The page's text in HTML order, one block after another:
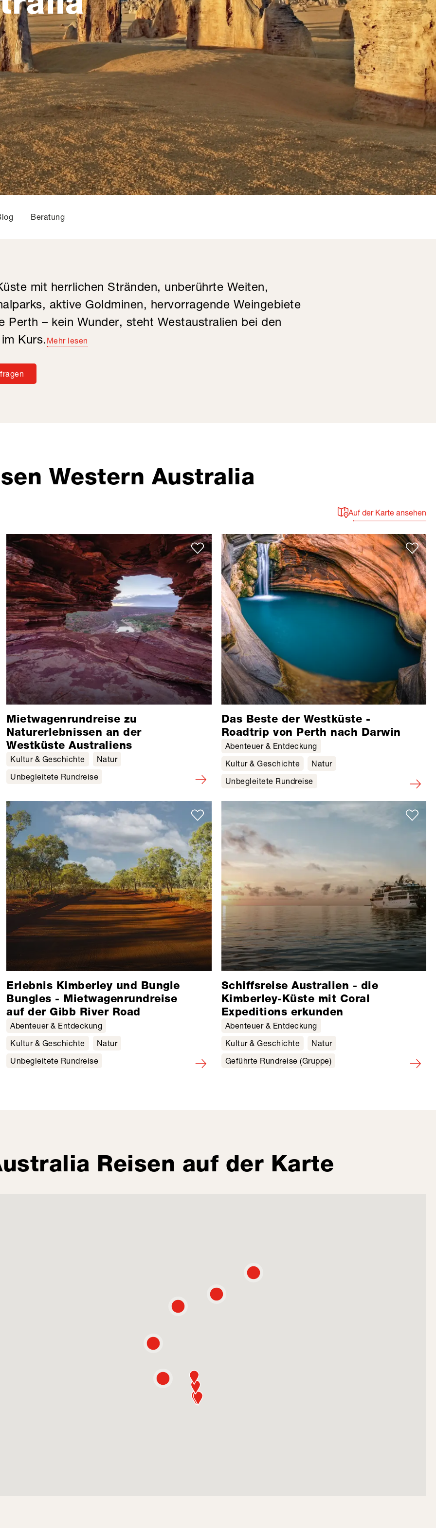
Beratung
mit herrlichen Stränden, unberührte Weiten,
aktive Goldminen, hervorragende Weingebiete
Perth – kein Wunder, steht Westaustralien bei den
Kurs. Mehr lesen
Western Australia
Auf der Karte ansehen
Mietwagenrundreise zu
Naturerlebnissen an der
Westküste Australiens
Kultur & Geschichte
Natur
Unbegleitete Rundreise
Das Beste der Westküste -
Roadtrip von Perth nach Darwin
Abenteuer & Entdeckung
Kultur & Geschichte
Natur
Unbegleitete Rundreise
Erlebnis Kimberley und Bungle
Bungles - Mietwagenrundreise
auf der Gibb River Road
Abenteuer & Entdeckung
Kultur & Geschichte
Natur
Unbegleitete Rundreise
Schiffsreise Australien - die
Kimberley-Küste mit Coral
Expeditions erkunden
Abenteuer & Entdeckung
Kultur & Geschichte
Natur
Geführte Rundreise (Gruppe)
Reisen auf der Karte